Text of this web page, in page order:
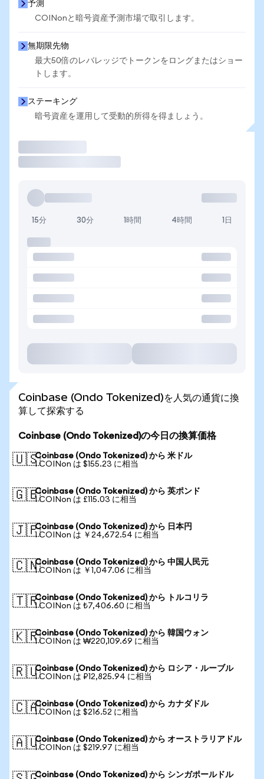
予測
COINonと暗号資産予測市場で取引します。
無期限先物
最大50倍のレバレッジでトークンをロングまたはショー
トします。
ステーキング
暗号資産を運用して受動的所得を得ましょう。
15分 30分 1時間 4時間 1日
Coinbase (Ondo Tokenized)を人気の通貨に換
算して探索する
Coinbase (Ondo Tokenized)の今日の換算価格
🇺🇸Coinbase (Ondo Tokenized) から 米ドル
1 COINon は $155.23 に相当
🇬🇧Coinbase (Ondo Tokenized) から 英ポンド
1 COINon は £115.03 に相当
🇯🇵Coinbase (Ondo Tokenized) から 日本円
1 COINon は ￥24,672.54 に相当
🇨🇳Coinbase (Ondo Tokenized) から 中国人民元
1 COINon は ￥1,047.06 に相当
🇹🇷Coinbase (Ondo Tokenized) から トルコリラ
1 COINon は ₺7,406.60 に相当
🇰🇷Coinbase (Ondo Tokenized) から 韓国ウォン
1 COINon は ₩220,109.69 に相当
🇷🇺Coinbase (Ondo Tokenized) から ロシア・ルーブル
1 COINon は ₽12,825.94 に相当
🇨🇦Coinbase (Ondo Tokenized) から カナダドル
1 COINon は $216.52 に相当
🇦🇺Coinbase (Ondo Tokenized) から オーストラリアドル
1 COINon は $219.97 に相当
Coinbase (Ondo Tokenized) から シンガポールドル